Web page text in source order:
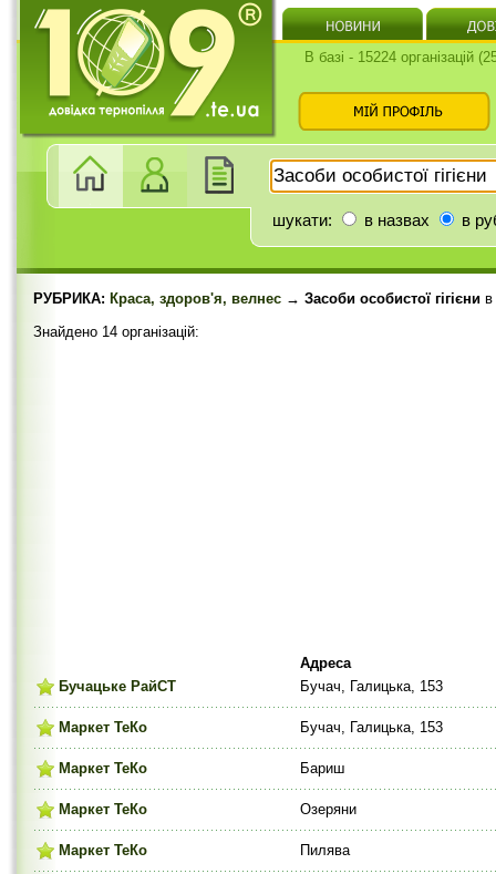
В базі - 15224 організацій
шукати: в назвах в
РУБРИКА: Краса, здоров'я, велнес → Засоби особистої гігієни в
Знайдено 14 організацій:
Адреса
Бучацьке РайСТ
Бучач, Галицька, 153
Маркет ТеКо Бучач, Галицька, 153
Маркет ТеКо Бариш
Маркет ТеКо Озеряни
Маркет ТеКо Пилява